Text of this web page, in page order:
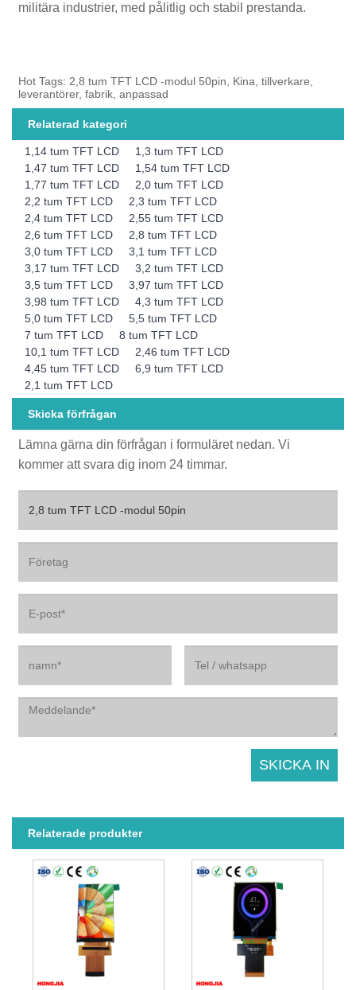
militära industrier, med pålitlig och stabil prestanda.
Hot Tags: 2,8 tum TFT LCD -modul 50pin, Kina, tillverkare,
leverantörer, fabrik, anpassad
Relaterad kategori
1,14 tum TFT LCD
1,3 tum TFT LCD
1,47 tum TFT LCD
1,54 tum TFT LCD
1,77 tum TFT LCD
2,0 tum TFT LCD
2,2 tum TFT LCD
2,3 tum TFT LCD
2,4 tum TFT LCD
2,55 tum TFT LCD
2,6 tum TFT LCD
2,8 tum TFT LCD
3,0 tum TFT LCD
3,1 tum TFT LCD
3,17 tum TFT LCD
3,2 tum TFT LCD
3,5 tum TFT LCD
3,97 tum TFT LCD
3,98 tum TFT LCD
4,3 tum TFT LCD
5,0 tum TFT LCD
5,5 tum TFT LCD
7 tum TFT LCD
8 tum TFT LCD
10,1 tum TFT LCD
2,46 tum TFT LCD
4,45 tum TFT LCD
6,9 tum TFT LCD
2,1 tum TFT LCD
Skicka förfrågan
Lämna gärna din förfrågan i formuläret nedan. Vi
kommer att svara dig inom 24 timmar.
Relaterade produkter